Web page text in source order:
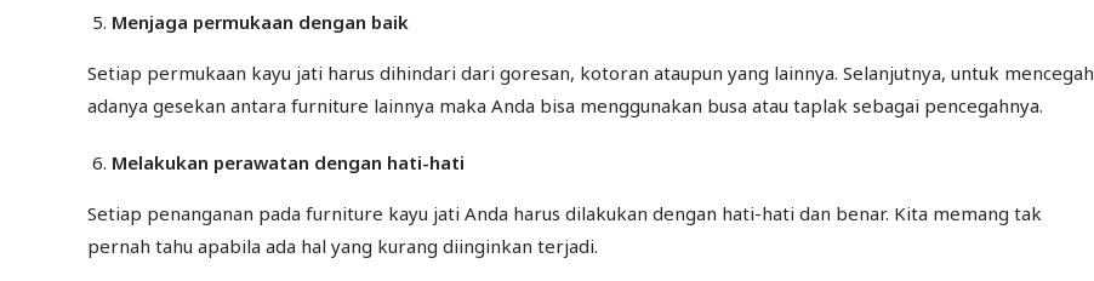
Menjaga permukaan dengan baik
Setiap permukaan kayu jati harus dihindari dari goresan, kotoran ataupun yang lainnya. Selanjutnya, untuk mencegah
adanya gesekan antara furniture lainnya maka Anda bisa menggunakan busa atau taplak sebagai pencegahnya.
Melakukan perawatan dengan hati-hati
Setiap penanganan pada furniture kayu jati Anda harus dilakukan dengan hati-hati dan benar. Kita memang tak
pernah tahu apabila ada hal yang kurang diinginkan terjadi.